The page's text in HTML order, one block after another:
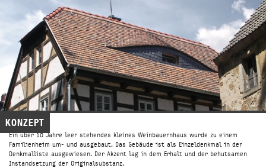
AKTUELL/
BÜRO/
PERSONEN/
MARTIN MACZUTAJTIS;
FREIER ARCHITEKT AKS
KONZEPT
Ein über 10 Jahre leer stehendes kleines Weinbauernhaus wurde zu einem
Familienheim um- und ausgebaut. Das Gebäude ist als Einzeldenkmal in der
Denkmalliste ausgewiesen. Der Akzent lag in dem Erhalt und der behutsamen
Instandsetzung der Originalsubstanz.